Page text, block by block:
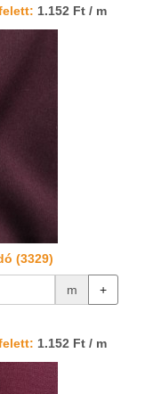
1.152 Ft / m
(3329)
m +
1.152 Ft / m